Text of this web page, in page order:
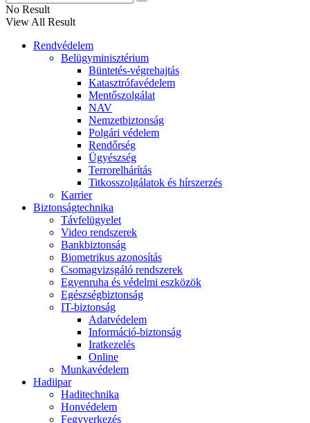
No Result
View All Result
Rendvédelem
Belügyminisztérium
Büntetés-végrehajtás
Katasztrófavédelem
Mentőszolgálat
NAV
Nemzetbiztonság
Polgári védelem
Rendőrség
Ügyészség
Terrorelhárítás
Titkosszolgálatok és hírszerzés
Karrier
Biztonságtechnika
Távfelügyelet
Video rendszerek
Bankbiztonság
Biometrikus azonosítás
Csomagvizsgáló rendszerek
Egyenruha és védelmi eszközök
Egészségbiztonság
IT-biztonság
Adatvédelem
Információ-biztonság
Iratkezelés
Online
Munkavédelem
Hadiipar
Haditechnika
Honvédelem
Fegyverkezés